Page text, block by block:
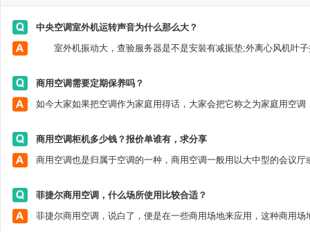
中央空调室外机运转声音为什么那么大？
商用空调需要定期保养吗？
商用空调柜机多少钱？报价单谁有，求分享
菲捷尔商用空调，什么场所使用比较合适？